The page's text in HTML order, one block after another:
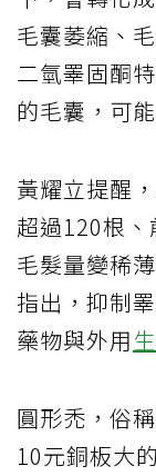
毛囊萎縮、
二氫睪固酮
的毛囊，可
黃耀立提醒
超過120根
毛髮量變稀
指出，抑制
藥物與外用
圓形禿，俗
10元銅板大